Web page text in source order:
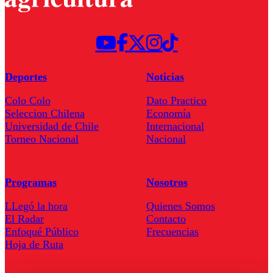
Deportes
Colo Colo
Seleccion Chilena
Universidad de Chile
Torneo Nacional
Noticias
Dato Practico
Economía
Internacional
Nacional
Programas
LLegó la hora
El Radar
Enfoqué Público
Hoja de Ruta
Nosotros
Quienes Somos
Contacto
Frecuencias